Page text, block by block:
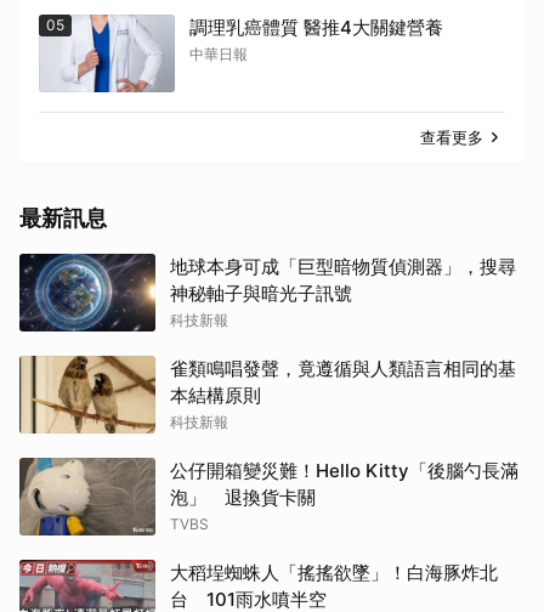
05 調理乳癌體質 醫推4大關鍵營養
中華日報
查看更多
最新訊息
地球本身可成「巨型暗物質偵測器」，搜尋
神秘軸子與暗光子訊號
科技新報
雀類鳴唱發聲，竟遵循與人類語言相同的基
本結構原則
科技新報
公仔開箱變災難！Hello Kitty「後腦勺長滿
泡」 退換貨卡關
TVBS
大稻埕蜘蛛人「搖搖欲墜」！白海豚炸北
台 101雨水噴半空